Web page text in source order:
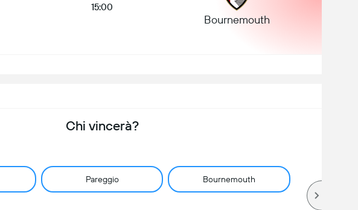
15:00
Bournemouth
Chi vincerà?
Pareggio Bournemouth